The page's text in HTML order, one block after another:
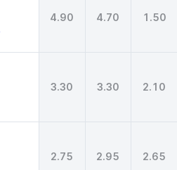
4.90 4.70 1.50
3.30 3.30 2.10
2.75 2.95 2.65